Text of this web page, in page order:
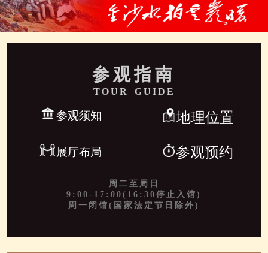
参观指南
TOUR GUIDE
参观须知 地理位置
展厅布局 参观预约
周二至周日
9:00-17:00(16:30停止入馆)
周一闭馆(国家法定节日除外)